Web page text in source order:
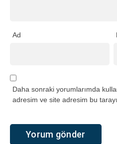
Ad
Daha sonraki yorumlarımda
adresim ve site adresim bu